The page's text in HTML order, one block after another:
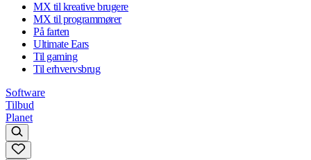
MX til kreative brugere
MX til programmører
På farten
Ultimate Ears
Til gaming
Til erhvervsbrug
Software
Tilbud
Planet